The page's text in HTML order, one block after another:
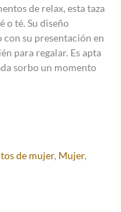
de relax, esta taza
o té. Su diseño
su presentación en
para regalar. Es apta
sorbo un momento
de mujer, Mujer,